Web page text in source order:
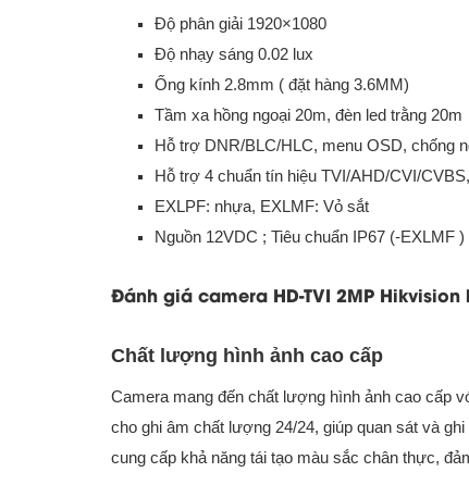
Độ phân giải 1920×1080
Độ nhạy sáng 0.02 lux
Ống kính 2.8mm ( đặt hàng 3.6MM)
Tầm xa hồng ngoại 20m, đèn led trằng 20m
Hỗ trợ DNR/BLC/HLC, menu OSD, chống
Hỗ trợ 4 chuẩn tín hiệu TVI/AHD/CVI/
EXLPF: nhựa, EXLMF: Vỏ sắt
Nguồn 12VDC ; Tiêu chuẩn IP67 (-EXLMF )
Đánh giá camera HD-TVI 2MP Hikvision
Chất lượng hình ảnh cao cấp
Camera mang đến chất lượng hình ảnh cao cấp
cho ghi âm chất lượng 24/24, giúp quan sát và
cung cấp khả năng tái tạo màu sắc chân thực,